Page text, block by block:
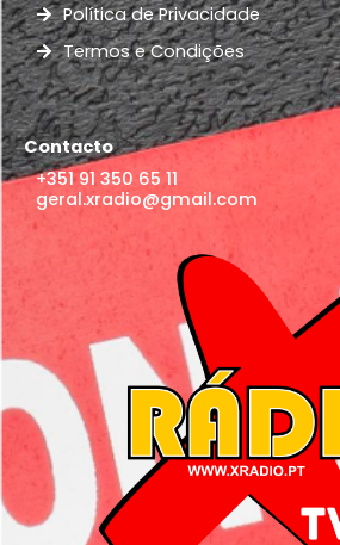
Política de Privacidade
Termos e Condições
Contacto
+351 91 350 65 11
geral.xradio@gmail.com